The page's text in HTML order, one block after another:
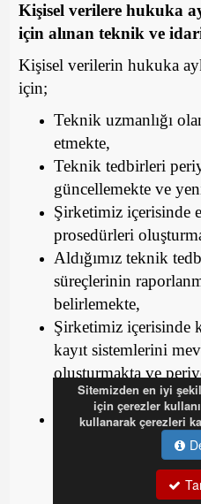
Kişisel verilere hukuka
için alınan teknik ve
Kişisel verilerin hukuka
için;
Teknik uzmanlığı
etmekte,
Teknik tedbirleri
güncellemekte ve
Şirketimiz içerisinde
prosedürleri
Aldığımız teknik
süreçlerinin
belirlemekte,
Şirketimiz içerisinde
kayıt sistemlerini
oluşturmakta ve
yapmakta,
Oluşabilecek risklere
oluşturup bunların
sistemler
verilere erişim ve
Sitemizden en iyi
için çerezler
kullanarak çerezleri